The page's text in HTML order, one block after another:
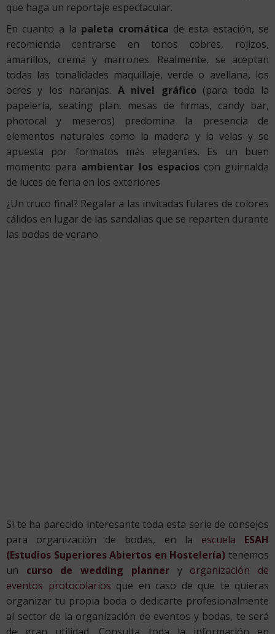
que haga un reportaje espectacular.
En cuanto a la paleta cromática de esta estación, se
recomienda centrarse en tonos cobres, rojizos,
amarillos, crema y marrones. Realmente, se aceptan
todas las tonalidades maquillaje, verde o avellana, los
ocres y los naranjas. A nivel gráfico(para toda la
papelería, seating plan, mesas de firmas, candy bar,
photocal y meseros) predomina la presencia de
elementos naturales como la madera y la velas y se
apuesta por formatos más elegantes. Es un buen
momento para ambientar los espacioscon guirnalda
de luces de feria en los exteriores.
¿Un truco final? Regalar a las invitadas fulares de colores
cálidos en lugar de las sandalias que se reparten durante
las bodas de verano.
Nuestra propuesta
Quién nos acompaña
Tu equipo docente
Tu campus virtual
El título que reconocerá tu formación
Te
De
a
–